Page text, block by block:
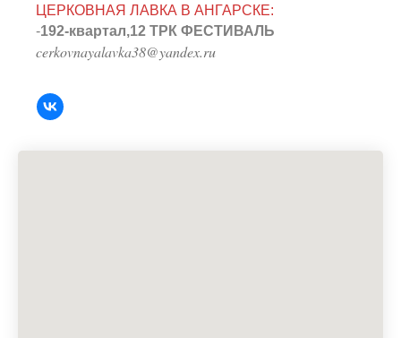
ЦЕРКОВНАЯ ЛАВКА В АНГАРСКЕ:
-192-квартал,12 ТРК ФЕСТИВАЛЬ
cerkovnayalavka38@yandex.ru